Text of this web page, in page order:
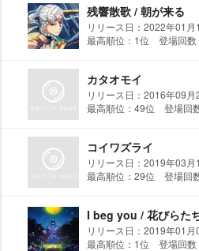
残響散歌 / 朝が来る
リリース日：2022年01月
最高順位：1位 登場回数
カタオモイ
リリース日：2016年09月
最高順位：49位 登場回
コイワズライ
リリース日：2019年03月
最高順位：29位 登場回
I beg you / 花びらた
リリース日：2019年01月
最高順位：1位 登場回数